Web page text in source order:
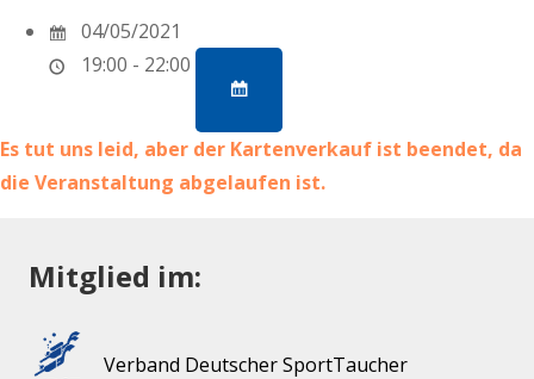
04/05/2021
19:00 - 22:00
Es tut uns leid, aber der Kartenverkauf ist beendet, da
die Veranstaltung abgelaufen ist.
Mitglied im:
Verband Deutscher SportTaucher